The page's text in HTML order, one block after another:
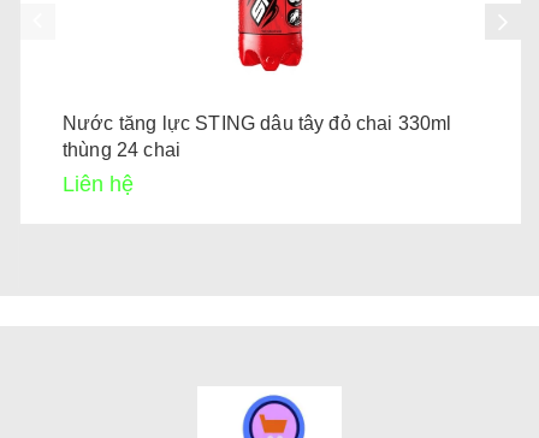
Nước tăng lực STING dâu tây đỏ chai 330ml
thùng 24 chai
Liên hệ